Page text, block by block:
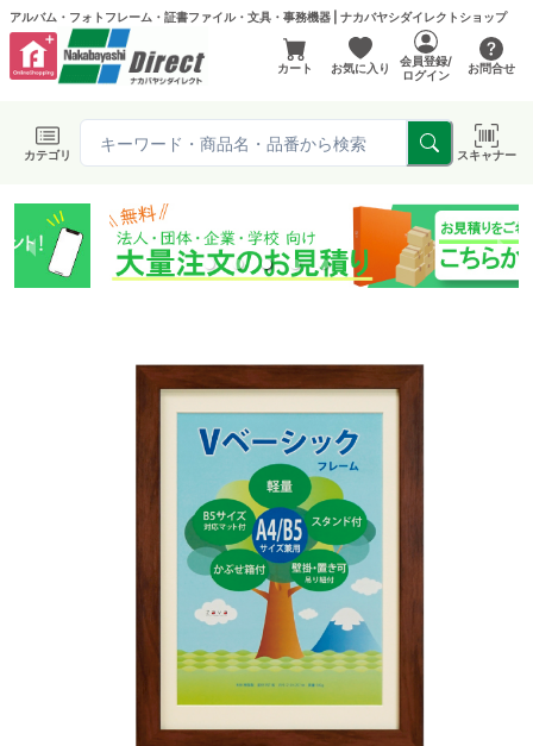
アルバム・フォトフレーム・証書ファイル・文具・事務機器 | ナカバヤシダイレクトショップ
カート お気に入り
会員登録/
ログイン
お問合せ
カテゴリ スキャナー